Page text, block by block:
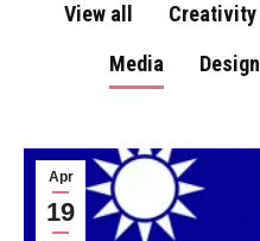
View all Creativity
Media
Design
Apr
19